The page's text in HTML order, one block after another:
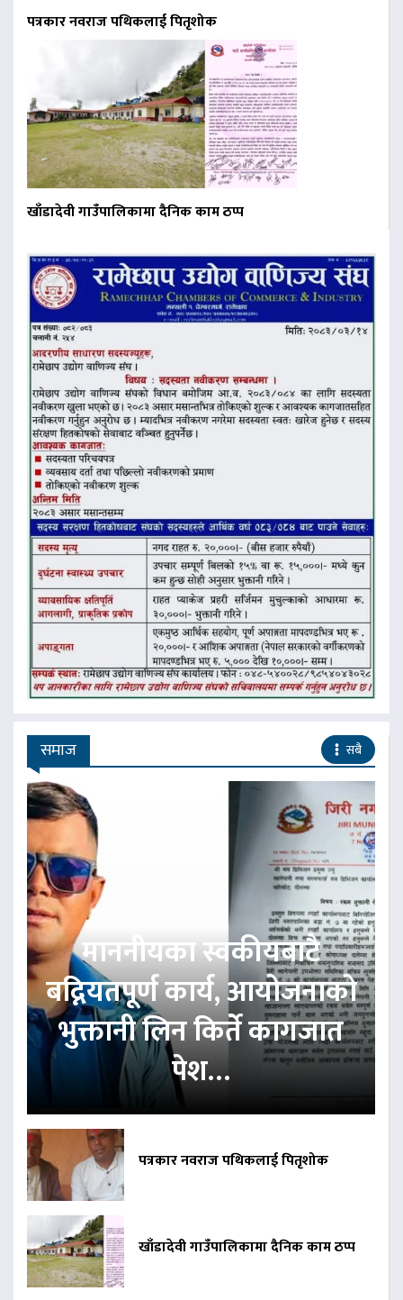
पत्रकार नवराज पथिकलाई पितृशोक
खाँडादेवी गाउँपालिकामा दैनिक काम ठप्प
समाज सबै
माननीयका स्वकीयबाटै
बद्नियतपूर्ण कार्य, आयोजनाको
भुक्तानी लिन किर्ते कागजात
पेश…
पत्रकार नवराज पथिकलाई पितृशोक
खाँडादेवी गाउँपालिकामा दैनिक काम ठप्प